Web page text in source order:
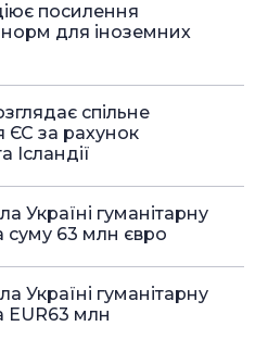
посилення
норм для іноземних
спільне
за рахунок
Ісландії
Україні гуманітарну
суму 63 млн євро
Україні гуманітарну
EUR63 млн